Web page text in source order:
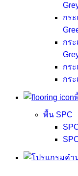
กร
กร
กระ
กร
พื้น SPC